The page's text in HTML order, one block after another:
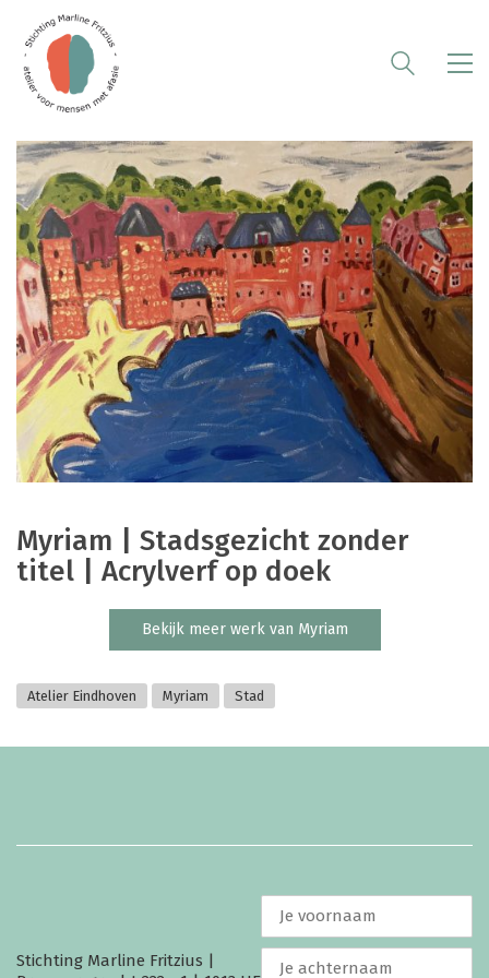
Myriam | Stadsgezicht zonder
titel | Acrylverf op doek
Bekijk meer werk van Myriam
Atelier Eindhoven Myriam Stad
Stichting Marline Fritzius |